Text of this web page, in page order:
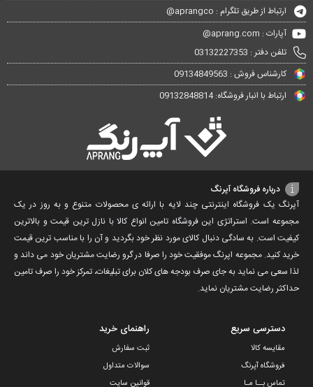
ارتباط از طریق تلگرام : aprangco@
آپارات : aprang.com@
تلفن دفتر : 03132227353
کارشناس فروش : 09134849563
ارتباط با انبار فروشگاه: 09132848814
درباره فروشگاه آپرنگ
آپرنگ یک فروشگاه اینترنتی چند لایه با ارائه ی محصولات متنوع و به روز در یک
مجموعه است. استراتژی این فروشگاه تامین انواع کالا با نازل ترین قیمت و بالاترین
کیفیت است. به سادگی دنبال کالای مورد نظر خود بگردید و آن را با مناسب ترین قیمت
خرید کنید. مجموعه اپرنگ موفقیت خود را صرفا در گرو رضایت مشتریان خود می داند و
لذا سعی می نماید به جای صرف بودجه های کلان برای تبلیغات، تمرکز خود را صرف تامین
حداکثر رضایت مشتریان نماید‌.
دسترسی سریع
مقایسه کالا
فروشگاه آپرنگ
تماس بــا مـا
راهنمای خرید
ثبت سفارش
سوالات متداول
قوانین سایت